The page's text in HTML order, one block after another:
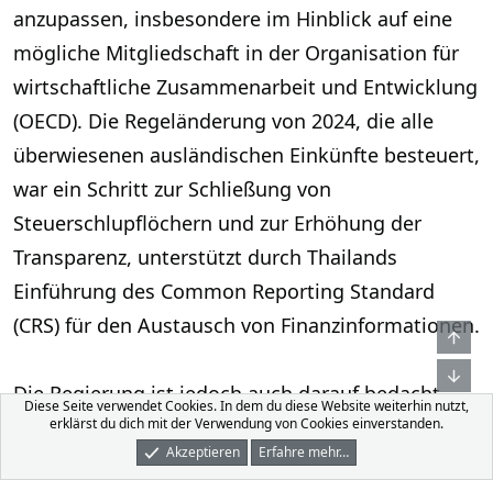
anzupassen, insbesondere im Hinblick auf eine
mögliche Mitgliedschaft in der Organisation für
wirtschaftliche Zusammenarbeit und Entwicklung
(OECD). Die Regeländerung von 2024, die alle
überwiesenen ausländischen Einkünfte besteuert,
war ein Schritt zur Schließung von
Steuerschlupflöchern und zur Erhöhung der
Transparenz, unterstützt durch Thailands
Einführung des Common Reporting Standard
(CRS) für den Austausch von Finanzinformationen.
Die Regierung ist jedoch auch darauf bedacht,
Thailands Attraktivität für ausländische Expats zu
bewahren. Die vorgeschlagene
Was Ist Neu Dunkler Modus Anmelden
Diese Seite verwendet Cookies. In dem du diese Website weiterhin nutzt,
erklärst du dich mit der Verwendung von Cookies einverstanden.
Akzeptieren
Erfahre mehr…